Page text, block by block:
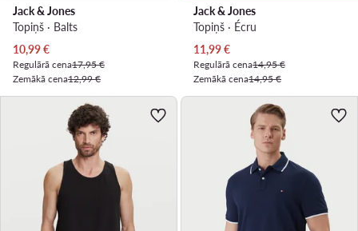
Jack & Jones
Topiņš · Balts
Pašreizējā cena
10,99€
Regulārā cena17,95 €
Zemākā cena12,99 €
Jack & Jones
Topiņš · Écru
Pašreizējā cena
11,99€
Regulārā cena14,95 €
Zemākā cena14,95 €